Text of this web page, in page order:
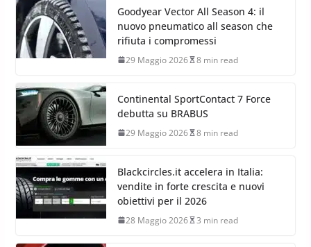
Michelin Tire Digital Twin: il
pneumatico diventa smart
29 Maggio 2026 10 min read
nuovo pneumatico all season che
rifiuta i compromessi
29 Maggio 2026 8 min read
Continental SportContact 7 Force
debutta su BRABUS
29 Maggio 2026 8 min read